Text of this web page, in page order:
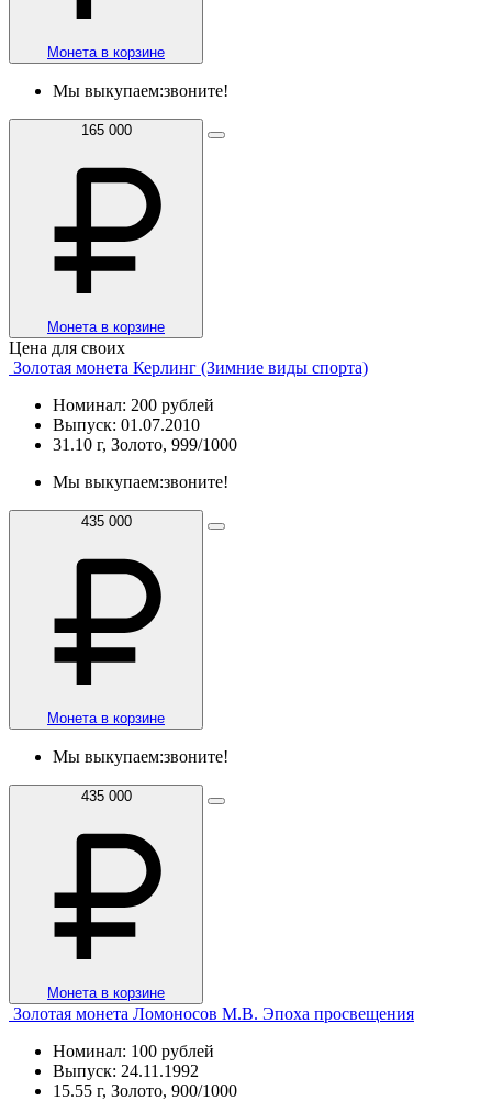
Монета в корзине
Мы выкупаем:звоните!
165 000
Монета в корзине
Цена для своих
Золотая монета Керлинг (Зимние виды спорта)
Номинал: 200 рублей
Выпуск: 01.07.2010
31.10 г, Золото, 999/1000
Мы выкупаем:звоните!
435 000
Монета в корзине
Мы выкупаем:звоните!
435 000
Монета в корзине
Золотая монета Ломоносов М.В. Эпоха просвещения
Номинал: 100 рублей
Выпуск: 24.11.1992
15.55 г, Золото, 900/1000